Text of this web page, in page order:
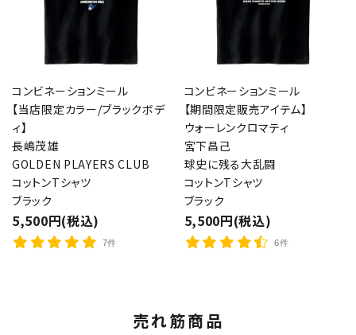
コンビネーションミール
【当店限定カラー/ブラックボデ
ィ】
長嶋茂雄
GOLDEN PLAYERS CLUB
コットンTシャツ
ブラック
5,500円(税込)
7件
コンビネーションミール
【期間限定販売アイテム】
ウォーレンクロマティ
宮下昌己
球史に残る大乱闘
コットンTシャツ
ブラック
5,500円(税込)
6件
売れ筋商品